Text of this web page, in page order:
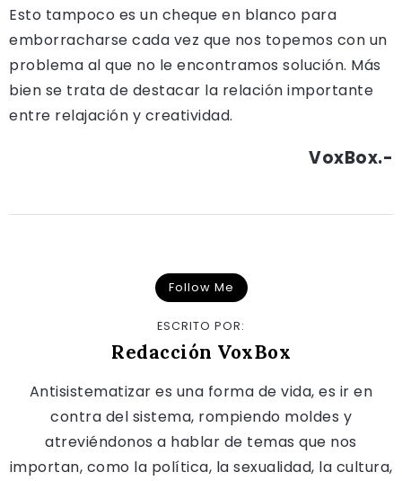
Esto tampoco es un cheque en blanco para
emborracharse cada vez que nos topemos con un
problema al que no le encontramos solución. Más
bien se trata de destacar la relación importante
entre relajación y creatividad.
VoxBox.-
Follow Me
ESCRITO POR:
Redacción VoxBox
Antisistematizar es una forma de vida, es ir en
contra del sistema, rompiendo moldes y
atreviéndonos a hablar de temas que nos
importan, como la política, la sexualidad, la cultura,